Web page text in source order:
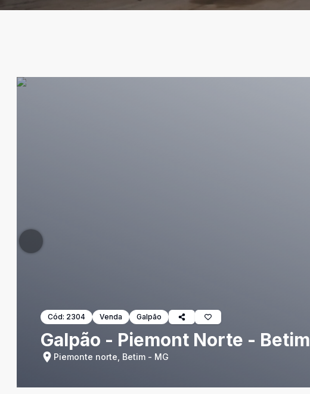
Cód: 2304 Venda Galpão
Galpão - Piemont Norte - Betim
Piemonte norte, Betim - MG